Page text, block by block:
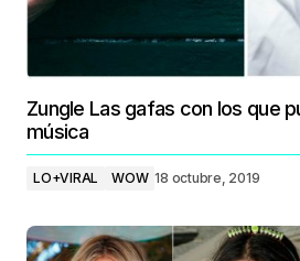
Zungle Las gafas con los que
música
LO+VIRAL WOW 18 octubre, 2019